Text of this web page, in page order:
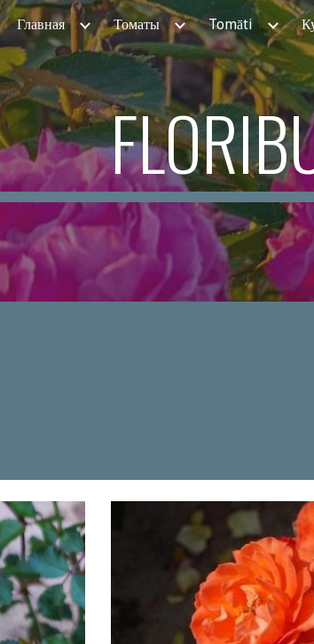
Skip to main content
Главная Томаты Tomāti